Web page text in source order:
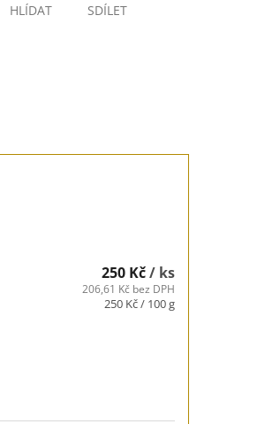
HLÍDAT SDÍLET
250 Kč/ ks
206,61 Kč bez DPH
Měrná
250 Kč / 100 g